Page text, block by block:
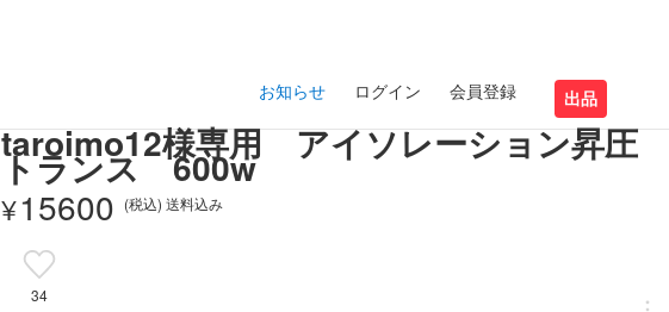
お知らせ ログイン 会員登録 出品
taroimo12様専用 アイソレーション昇圧
トランス 600w
¥15600 (税込) 送料込み
34